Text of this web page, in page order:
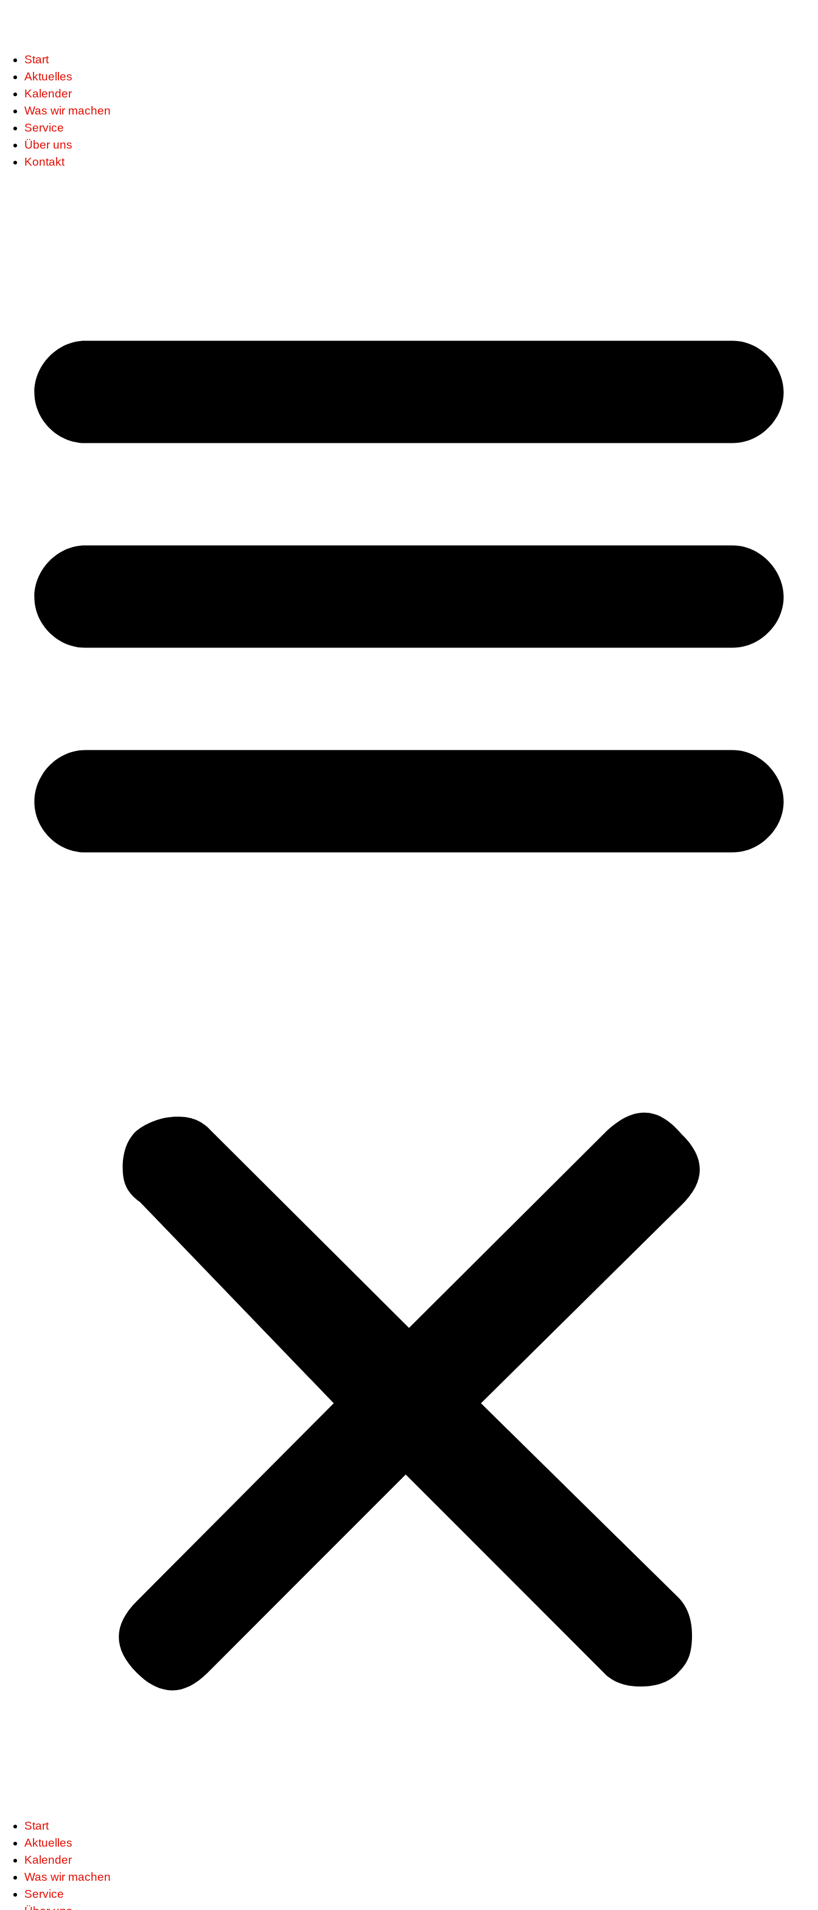
Start
Aktuelles
Kalender
Was wir machen
Service
Über uns
Kontakt
Start
Aktuelles
Kalender
Was wir machen
Service